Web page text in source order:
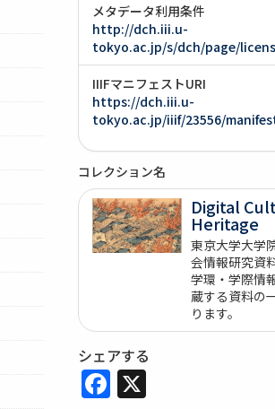
メタデータ利用条件
http://dch.iii.u-
tokyo.ac.jp/s/dch/page/
IIIFマニフェストURI
https://dch.iii.u-
tokyo.ac.jp/iiif/23556/
コレクション名
Digital
Heritage
東京大学大学
会情報研究資
学環・学際情
蔵する資料の
ります。
シェアする
Facebook
X